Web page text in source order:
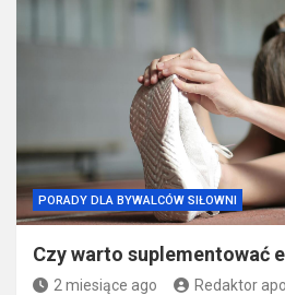
PORADY DLA BYWALCÓW SIŁOWNI
Czy warto suplementować
2 miesiące ago Redaktor